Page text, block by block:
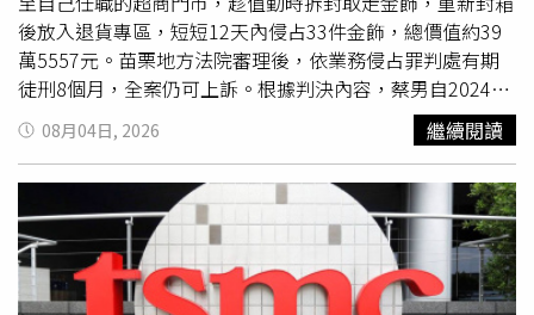
B2 登場的台灣首間快閃店，以 「夏日小屋（Summer
House）」 為主題，把充滿陽光、色彩與生活感的居家空
間搬進台中，邀請消費者推開小屋的大門，走進 wiggle
wiggle 打造的繽紛世界，在充滿玩心與驚喜的空間裡，重
新發現日常生活的美好。歡慶台灣首間快閃店開幕，wiggle
wiggle 推出限定優惠活動：全館商品享 85 折優惠。7/31-
8/2，每日前 50 名追蹤官方 Instagram，分享打卡至社群並
標記台灣官方帳號＠wigglewiggle_tw，即可獲得限量明信
片乙份（共 150 份，數量有限，贈完為止）。（圖／品牌
提供）SEVENTEEN尹淨漢、BABYMONSTER粉絲必衝！韓
後放入退貨專區，短短12天內侵占33件金飾，總價值約39
萬5557元。苗栗地方法院審理後，依業務侵占罪判處有期
徒刑8個月，全案仍可上訴。根據判決內容，蔡男自2024年
5月起在全家便利商店頭份新市鎮店擔任店員，工作內容包
括收銀、包裹管理及網購商品交付等業務。之後，他借用不
知情友人的手機門號申辦蝦皮購物帳號，自2025年1月起陸
續向多家銀樓訂購金條、金塊、金豆及金牌等黃金商品，並
指定以貨到付款方式寄送至自己工作的門市。待包裹送達
後，蔡男利用執勤期間，以美工刀拆開包裹外箱，將內部金
飾取出，再將空盒重新封裝，放置於門市退貨專箱，營造商
08月04日, 2026 繼續閱讀